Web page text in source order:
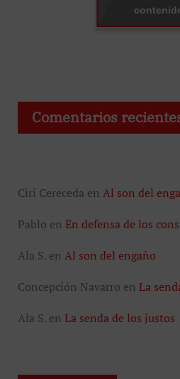
Comentarios
Ciri Cereceda en Al son del
Pablo en En defensa de los
Ala S.en Al son del engaño
Concepción Navarro en La
Ala S.en La senda de los justos